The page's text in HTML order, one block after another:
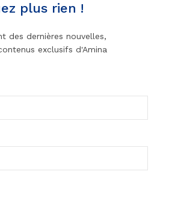
Roger Calme
?
plus rien !
des dernières nouvelles,
exclusifs d'Amina